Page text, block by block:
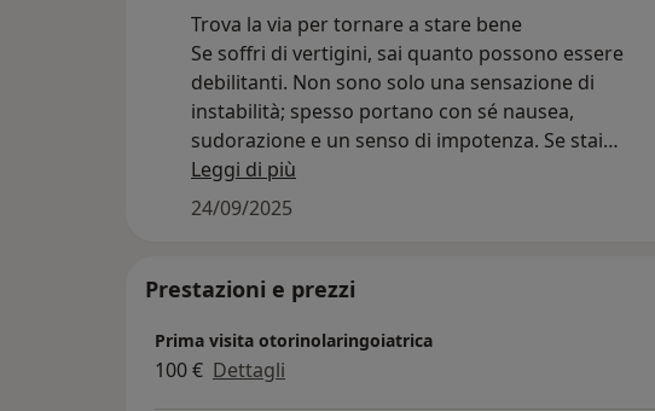
Trova la via per tornare a stare bene
Se soffri di vertigini, sai quanto possono essere
debilitanti. Non sono solo una sensazione di
instabilità; spesso portano con sé nausea,
sudorazione e un senso di impotenza. Se stai
cercando una soluzione, hai bisogno di uno
specialista che capisca la complessità di questo
equilibrio fisico e mentale. Metto a tua
competenza per individuare la causa della tua
vertigine e per elaborare un piano di
Leggi di più
24/09/2025
Prestazioni e prezzi
Prima visita otorinolaringoiatrica
100 € Dettagli